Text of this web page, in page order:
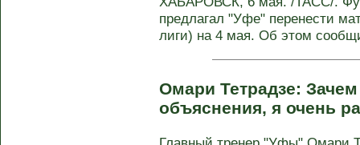
предлагал "Уфе" перенести
лиги) на 4 мая. Об этом
Омари Тетрадзе:
объяснения, я очень